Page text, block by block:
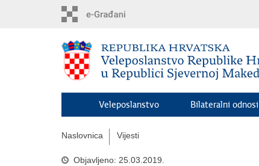
Veleposlanstvo Bilateralni odnosi
Naslovnica Vijesti
Objavljeno: 25.03.2019.